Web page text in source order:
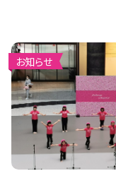
お知らせ